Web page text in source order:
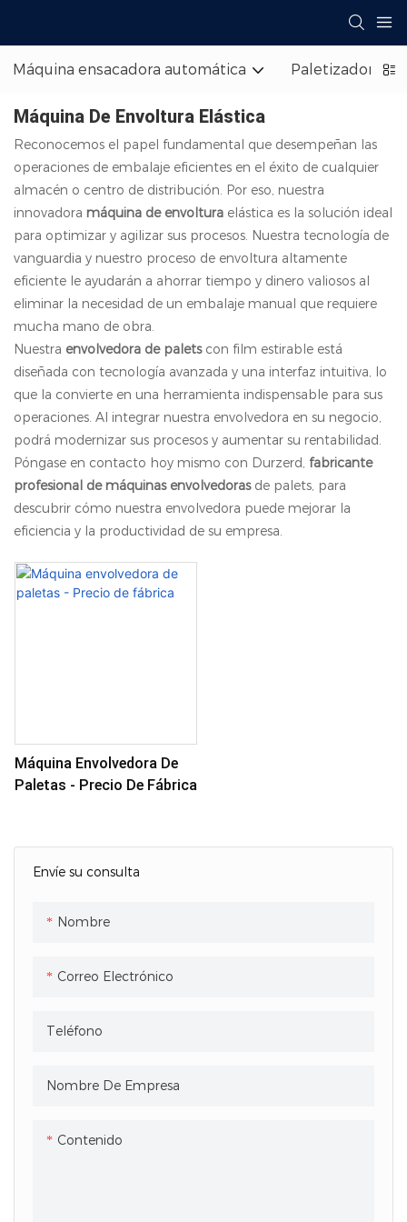
Máquina ensacadora automática Paletizador de
Máquina De Envoltura Elástica
Reconocemos el papel fundamental que desempeñan las
operaciones de embalaje eficientes en el éxito de cualquier
almacén o centro de distribución. Por eso, nuestra
innovadora máquina de envoltura elástica es la solución ideal
para optimizar y agilizar sus procesos. Nuestra tecnología de
vanguardia y nuestro proceso de envoltura altamente
eficiente le ayudarán a ahorrar tiempo y dinero valiosos al
eliminar la necesidad de un embalaje manual que requiere
mucha mano de obra.
Nuestra envolvedora de paletscon film estirable está
diseñada con tecnología avanzada y una interfaz intuitiva, lo
que la convierte en una herramienta indispensable para sus
operaciones. Al integrar nuestra envolvedora en su negocio,
podrá modernizar sus procesos y aumentar su rentabilidad.
Póngase en contacto hoy mismo con Durzerd, fabricante
profesional de máquinas envolvedorasde palets, para
descubrir cómo nuestra envolvedora puede mejorar la
eficiencia y la productividad de su empresa.
Envíe su consulta
Nombre
Correo Electrónico
Teléfono
Nombre De Empresa
Contenido
Máquina Envolvedora De
Paletas - Precio De Fábrica